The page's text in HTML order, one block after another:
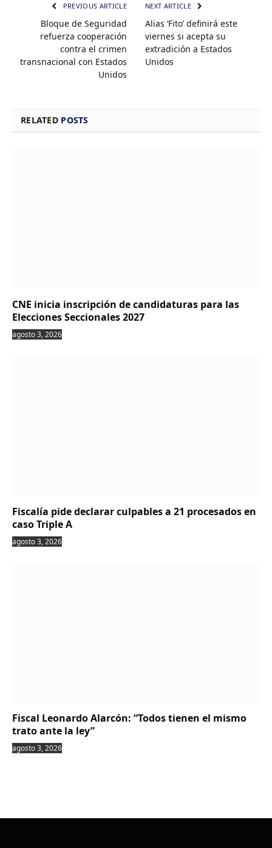
PREVIOUS ARTICLE
Bloque de Seguridad
refuerza cooperación
contra el crimen
transnacional con Estados
Unidos
NEXT ARTICLE
Alias ‘Fito’ definirá este
viernes si acepta su
extradición a Estados
Unidos
RELATED POSTS
CNE inicia inscripción de candidaturas para las
Elecciones Seccionales 2027
agosto 3, 2026
Fiscalía pide declarar culpables a 21 procesados en
caso Triple A
agosto 3, 2026
Fiscal Leonardo Alarcón: “Todos tienen el mismo
trato ante la ley”
agosto 3, 2026